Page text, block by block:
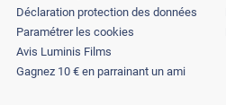
Déclaration protection des données
Paramétrer les cookies
Avis Luminis Films
Gagnez 10 € en parrainant un ami